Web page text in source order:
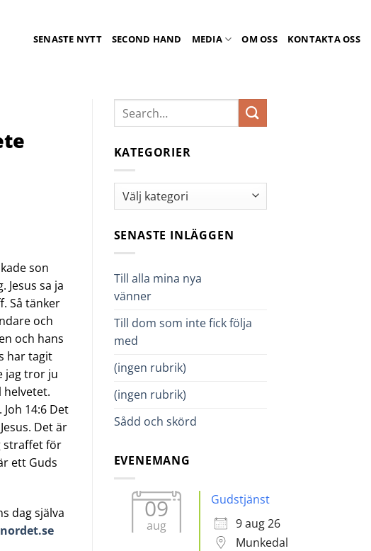
SENASTE NYTT SECOND HAND MEDIA OM OSS KONTAKTA OSS
son
Jesus sa ja
Så tänker
och
och hans
har tagit
jag tror ju
helvetet.
14:6 Det
Det är
straffet för
ett Guds
dag själva
KATEGORIER
Kategorier
SENASTE INLÄGGEN
Till alla mina nya
vänner
Till dom som inte fick följa
med
(ingen rubrik)
(ingen rubrik)
Sådd och skörd
EVENEMANG
09
aug
Gudstjänst
9 aug 26
Munkedal